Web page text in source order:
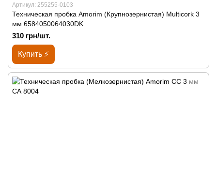
Артикул: 255255-0103
Техническая пробка Amorim (Крупнозернистая) Multicork 3
мм 6584050064030DK
310 грн/шт.
Купить ⚡